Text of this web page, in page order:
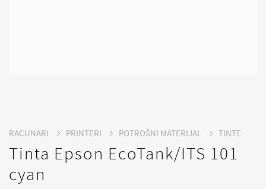
RACUNARI PRINTERI POTROŠNI MATERIJAL TINTE
Tinta Epson EcoTank/ITS 101
cyan